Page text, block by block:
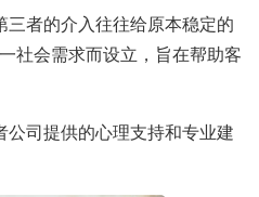
者的介入往往给原本稳定的
社会需求而设立，旨在帮助客
司提供的心理支持和专业建